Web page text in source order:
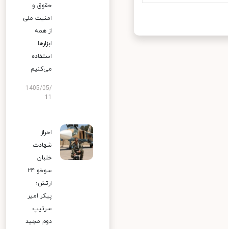
حقوق و
امنیت ملی
از همه
ابزارها
استفاده
می‌کنیم
1405/05/
احراز
شهادت
خلبان
سوخو ۲۴
ارتش؛
پیکر امیر
سرتیپ
دوم مجید